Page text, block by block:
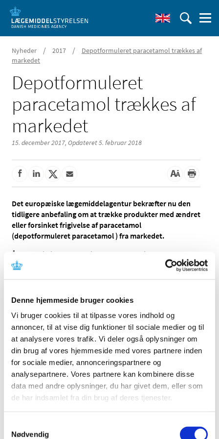
Denne hjemmeside bruger cookies
Vi bruger cookies til at tilpasse vores indhold og
annoncer, til at vise dig funktioner til sociale medier og til
at analysere vores trafik. Vi deler også oplysninger om
din brug af vores hjemmeside med vores partnere inden
for sociale medier, annonceringspartnere og
analysepartnere. Vores partnere kan kombinere disse
data med andre oplysninger, du har givet dem, eller som
de har indsamlet fra din brug af deres tjenester.
Nødvendig
Nyheder / 2017 /
Depotformuleret paracetamol trækkes af
markedet
Depotformuleret
paracetamol trækkes af
markedet
15. december 2017, Opdateret 5. februar 2018
Det europæiske lægemiddelagentur bekræfter nu den
tidligere anbefaling om at trække produkter med ændret
eller forsinket frigivelse af paracetamol
(depotformuleret paracetamol ) fra markedet.
Årsagen til tilbagetrækningen er vanskeligheder ved
behandling af overdosering - ved normal anvendelse er
påvirkes ikke, men vil være tilgængelige som før.
Tilbagetrækningen forventes effektueret inden for nogle
måneder og gælder for følgende produkter:
Pinex Retard
Panodiltabletter med modificeret udløsning
Panodil Retard.
Når tilbagetrækningen har fundet sted, kan l